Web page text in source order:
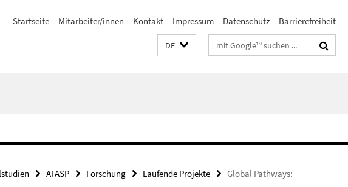
Startseite Mitarbeiter/innen Kontakt Impressum Datenschutz Barrierefreiheit
DE Suchbegriffe
ATASP Forschung Laufende Projekte
Global Pathways: